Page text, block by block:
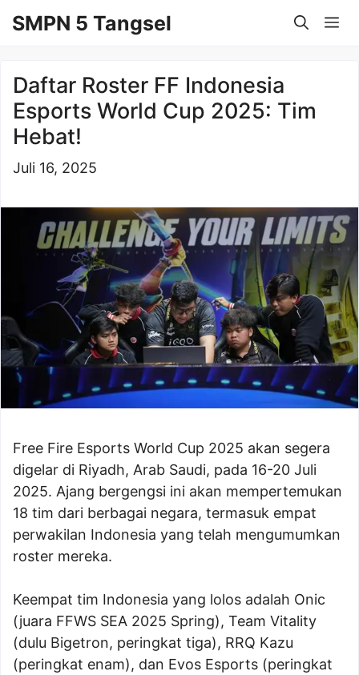
keSMPN 5 Tangsel
Daftar Roster FF Indonesia
Esports World Cup 2025: Tim
Hebat!
Juli 16, 2025
Free Fire Esports World Cup 2025 akan segera
digelar di Riyadh, Arab Saudi, pada 16-20 Juli
2025. Ajang bergengsi ini akan mempertemukan
18 tim dari berbagai negara, termasuk empat
perwakilan Indonesia yang telah mengumumkan
roster mereka.
Keempat tim Indonesia yang lolos adalah Onic
(juara FFWS SEA 2025 Spring), Team Vitality
(dulu Bigetron, peringkat tiga), RRQ Kazu
(peringkat enam), dan Evos Esports (peringkat